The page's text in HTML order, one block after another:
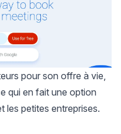
pour son offre à vie,
qui en fait une option
les petites entreprises.